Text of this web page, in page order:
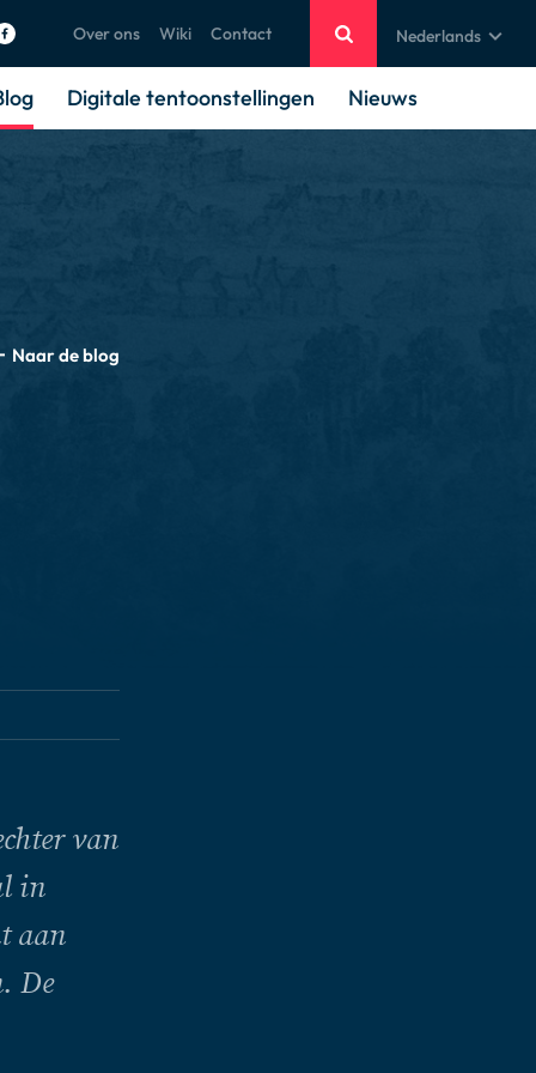
Over ons Wiki Contact Nederlands
Digitale tentoonstellingen Nieuws
Naar de blog
van
in
aan
De